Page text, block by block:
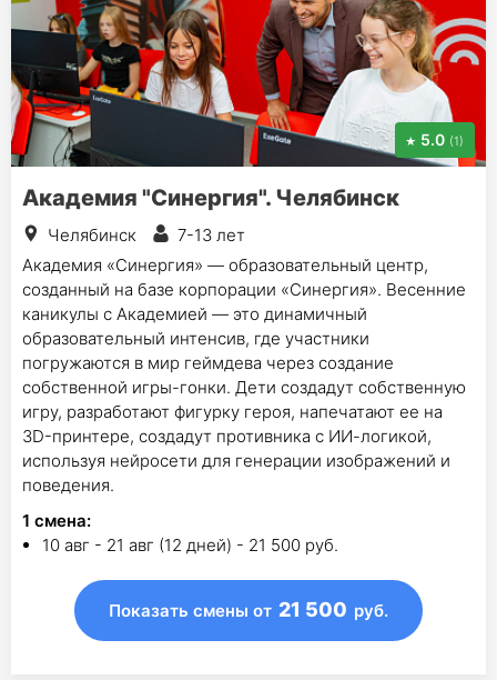
5.0 (1)
Академия "Синергия". Челябинск
Челябинск
7-13 лет
Академия «Синергия» — образовательный центр,
созданный на базе корпорации «Синергия». Весенние
каникулы с Академией — это динамичный
образовательный интенсив, где участники
погружаются в мир геймдева через создание
собственной игры-гонки. Дети создадут собственную
игру, разработают фигурку героя, напечатают ее на
3D-принтере, создадут противника с ИИ-логикой,
используя нейросети для генерации изображений и
поведения.
1 смена:
10 авг - 21 авг (12 дней) - 21 500 руб.
Показать смены от 21 500 руб.